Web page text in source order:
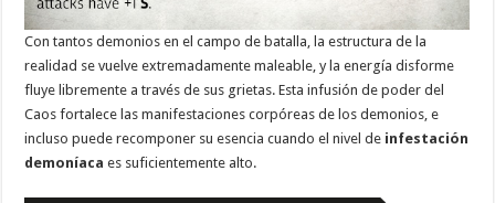
Con tantos demonios en el campo de batalla, la estructura de la
realidad se vuelve extremadamente maleable, y la energía disforme
fluye libremente a través de sus grietas. Esta infusión de poder del
Caos fortalece las manifestaciones corpóreas de los demonios, e
incluso puede recomponer su esencia cuando el nivel de infestación
demoníaca es suficientemente alto.